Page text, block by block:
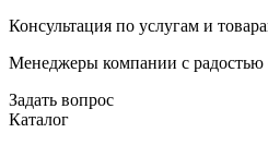
Консультация по услугам и
Менеджеры компании с радостью
Задать вопрос
Каталог